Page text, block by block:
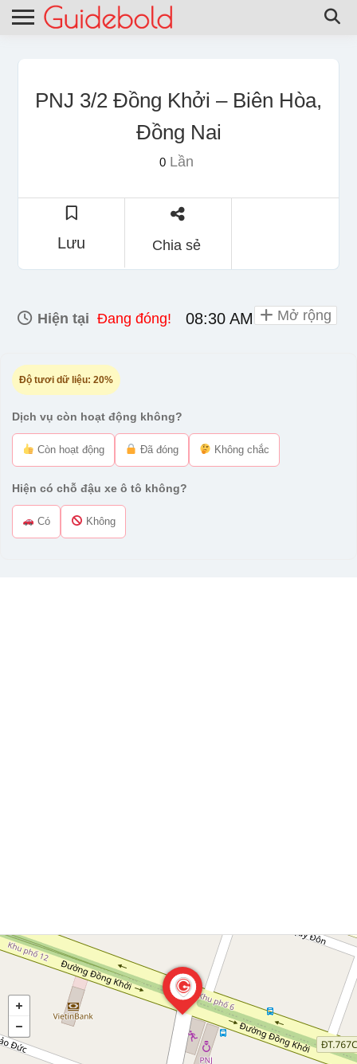
PNJ 3/2 Đồng Khởi – Biên Hòa,
Đồng Nai
0Lần
Lưu Chia sẻ
Hiện tại Đang đóng! 08:30 AM - 08:30 PM
Độ tươi dữ liệu: 20%
Dịch vụ còn hoạt động không?
Còn hoạt động Đã đóng Không chắc
Hiện có chỗ đậu xe ô tô không?
Có Không
Mở rộng